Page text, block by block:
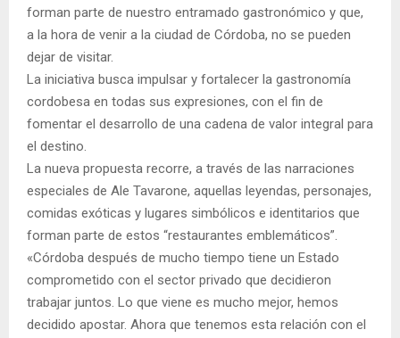
forman parte de nuestro entramado gastronómico y que,
a la hora de venir a la ciudad de Córdoba, no se pueden
dejar de visitar.
La iniciativa busca impulsar y fortalecer la gastronomía
cordobesa en todas sus expresiones, con el fin de
fomentar el desarrollo de una cadena de valor integral para
el destino.
La nueva propuesta recorre, a través de las narraciones
especiales de Ale Tavarone, aquellas leyendas, personajes,
comidas exóticas y lugares simbólicos e identitarios que
forman parte de estos “restaurantes emblemáticos”.
«Córdoba después de mucho tiempo tiene un Estado
comprometido con el sector privado que decidieron
trabajar juntos. Lo que viene es mucho mejor, hemos
decidido apostar. Ahora que tenemos esta relación con el